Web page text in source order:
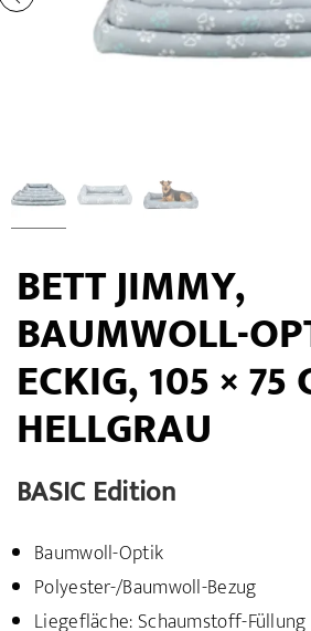
BETT JIMMY,
BAUMWOLL-
ECKIG, 105 × 75
HELLGRAU
BASIC Edition
Baumwoll-Optik
Polyester-/Baumwoll-Bezug
Liegefläche: Schaumstoff-Füllung